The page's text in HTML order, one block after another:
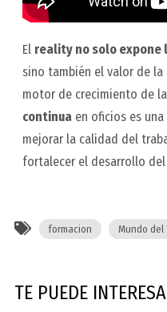
El reality no solo expone
sino también el valor de la
motor de crecimiento de
continuaen oficios es una
mejorar la calidad del
fortalecer el desarrollo del
formacion Mundo del
TE PUEDE